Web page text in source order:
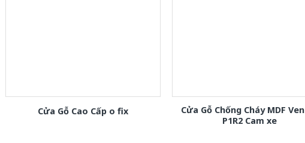
Cửa Gỗ Cao Cấp o fix
Cửa Gỗ Chống Cháy MDF
P1R2 Cam xe